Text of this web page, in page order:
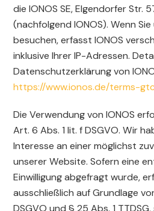
die IONOS SE, Elgendorfer Str.
(nachfolgend IONOS). Wenn
besuchen, erfasst IONOS
inklusive Ihrer IP-Adressen.
Datenschutzerklärung von
https://www.ionos.de/terms-
Die Verwendung von IONOS
Art. 6 Abs. 1 lit. f DSGVO. Wir
Interesse an einer möglichst
unserer Website. Sofern eine
Einwilligung abgefragt wurde,
ausschließlich auf Grundlage
DSGVO und § 25 Abs. 1